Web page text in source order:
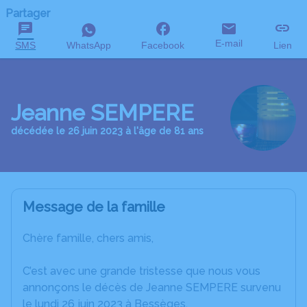
Partager
SMS WhatsApp Facebook E-mail Lien
Jeanne SEMPERE
décédée le 26 juin 2023 à l'âge de 81 ans
Message de la famille
Chère famille, chers amis,
C’est avec une grande tristesse que nous vous
annonçons le décès de Jeanne SEMPERE survenu
le lundi 26 juin 2023 à Bessèges.